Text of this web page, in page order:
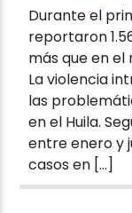
Durante el
reportaron
más que en
La violencia
las
en el Huila.
entre enero y
casos en […]